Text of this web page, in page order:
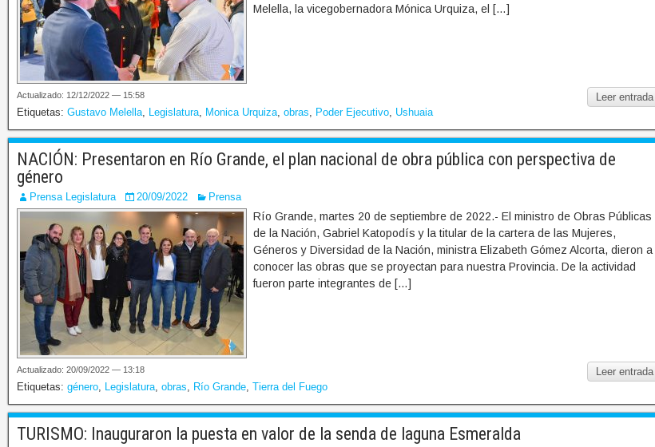
Melella, la vicegobernadora Mónica Urquiza, el […]
Leer entrada
Actualizado: 12/12/2022 — 15:58
Etiquetas: Gustavo Melella, Legislatura, Monica Urquiza, obras, Poder Ejecutivo, Ushuaia
NACIÓN: Presentaron en Río Grande, el plan nacional de obra pública con perspectiva de
género
Prensa Legislatura 20/09/2022 Prensa
Río Grande, martes 20 de septiembre de 2022.- El ministro de Obras Públicas
de la Nación, Gabriel Katopodís y la titular de la cartera de las Mujeres,
Géneros y Diversidad de la Nación, ministra Elizabeth Gómez Alcorta, dieron a
conocer las obras que se proyectan para nuestra Provincia. De la actividad
fueron parte integrantes de […]
Leer entrada
Actualizado: 20/09/2022 — 13:18
Etiquetas: género, Legislatura, obras, Río Grande, Tierra del Fuego
TURISMO: Inauguraron la puesta en valor de la senda de laguna Esmeralda